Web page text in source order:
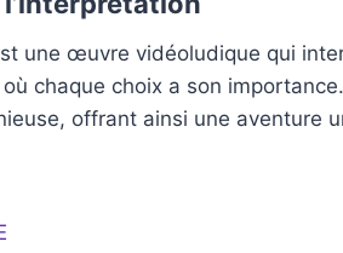
une œuvre vidéoludique qui
chaque choix a son
offrant ainsi une aventure